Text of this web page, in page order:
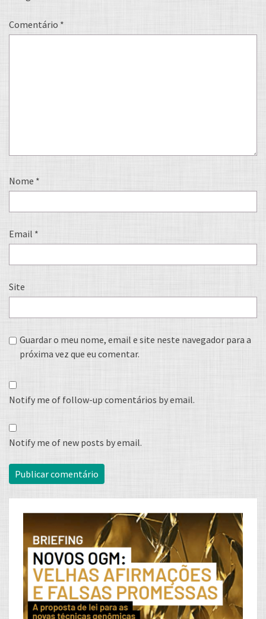
Comentário *
Nome *
Email *
Site
Guardar o meu nome, email e site neste navegador para a
próxima vez que eu comentar.
Notify me of follow-up comentários by email.
Notify me of new posts by email.